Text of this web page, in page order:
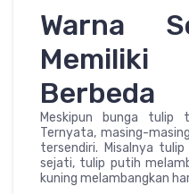
Warna
Berbeda
Meskipun bunga tulip
Ternyata, masing-
tersendiri. Misalnya
sejati, tulip putih
kuning melambangkan